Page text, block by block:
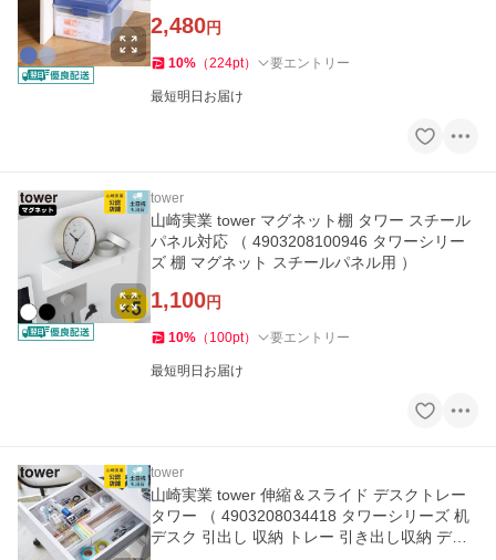
2,480円
10% （224pt） 要エントリー
最短明日お届け
tower
山崎実業 tower マグネット棚 タワー スチール
パネル対応 （ 4903208100946 タワーシリー
ズ 棚 マグネット スチールパネル用 ）
1,100円
10% （ 100pt） 要エントリー
最短明日お届け
tower
山崎実業 tower 伸縮＆スライド デスクトレー
タワー （ 4903208034418 タワーシリーズ 机
デスク 引出し 収納 トレー 引き出し収納 デス